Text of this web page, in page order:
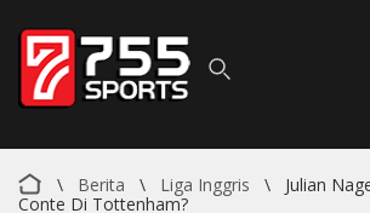
\ Berita \ Liga Inggris \
Julian
Conte Di Tottenham?